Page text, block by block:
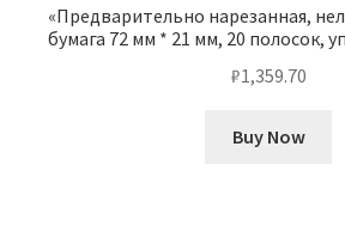
«Предварительно нарезанная,
бумага 72 мм * 21 мм, 20 полосок,
₽1,359.70
Buy Now